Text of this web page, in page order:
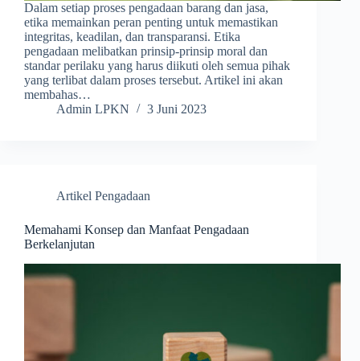
Dalam setiap proses pengadaan barang dan jasa,
etika memainkan peran penting untuk memastikan
integritas, keadilan, dan transparansi. Etika
pengadaan melibatkan prinsip-prinsip moral dan
standar perilaku yang harus diikuti oleh semua pihak
yang terlibat dalam proses tersebut. Artikel ini akan
membahas…
Admin LPKN
3 Juni 2023
Artikel Pengadaan
Memahami Konsep dan Manfaat Pengadaan
Berkelanjutan